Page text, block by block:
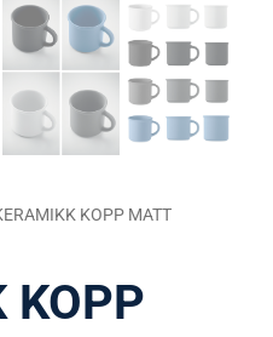
KOPP MATT
KOPP